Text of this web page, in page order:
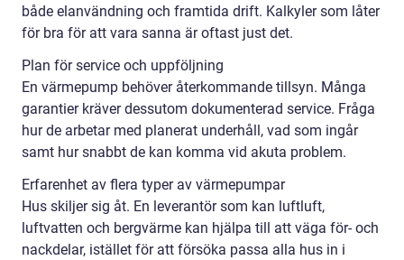
både elanvändning och framtida drift. Kalkyler som låter
för bra för att vara sanna är oftast just det.
Plan för service och uppföljning
En värmepump behöver återkommande tillsyn. Många
garantier kräver dessutom dokumenterad service. Fråga
hur de arbetar med planerat underhåll, vad som ingår
samt hur snabbt de kan komma vid akuta problem.
Erfarenhet av flera typer av värmepumpar
Hus skiljer sig åt. En leverantör som kan luftluft,
luftvatten och bergvärme kan hjälpa till att väga för- och
nackdelar, istället för att försöka passa alla hus in i